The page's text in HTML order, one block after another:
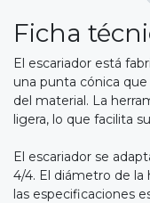
Ficha
El escariador está
una punta cónica
del material. La
ligera, lo que facilita
El escariador se
4/4. El diámetro de la
las especificaciones